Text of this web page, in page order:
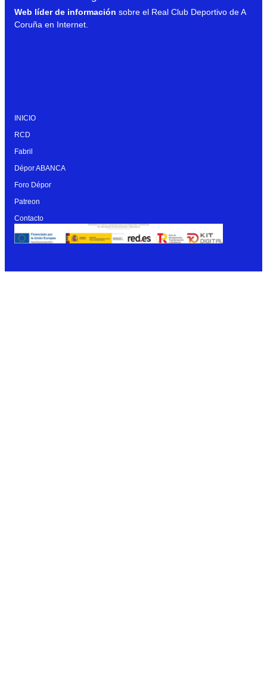
Web líder de información sobre el Real Club Deportivo de A
Coruña en Internet.
INICIO
RCD
Fabril
Dépor ABANCA
Foro Dépor
Patreon
Contacto